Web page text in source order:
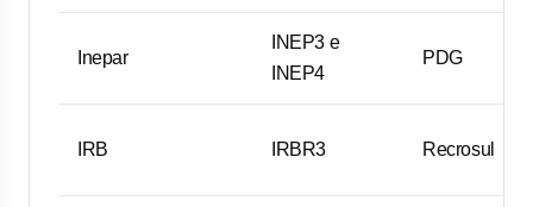
Inepar
INEP3 e
INEP4
PDG
IRB IRBR3 Recrosul